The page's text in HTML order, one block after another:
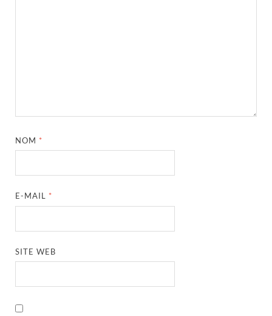
NOM *
E-MAIL *
SITE WEB